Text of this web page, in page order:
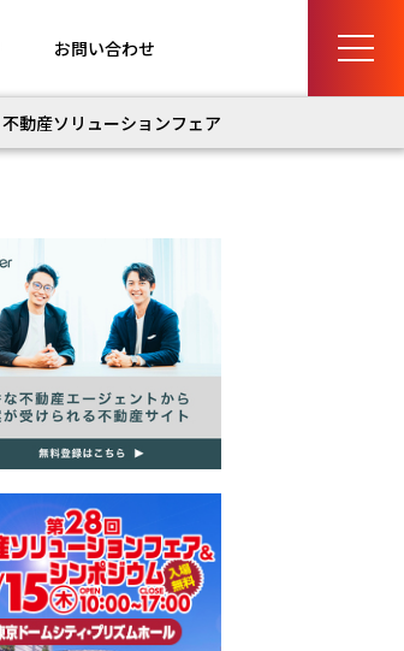
お問い合わせ
不動産ソリューションフェア